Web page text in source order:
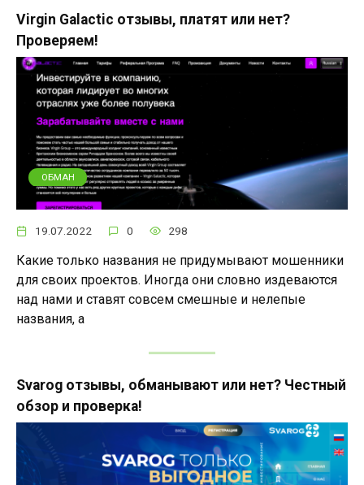
Virgin Galactic отзывы, платят или нет?
Проверяем!
ОБМАН
19.07.2022 0 298
Какие только названия не придумывают мошенники
для своих проектов. Иногда они словно издеваются
над нами и ставят совсем смешные и нелепые
названия, а
Svarog отзывы, обманывают или нет? Честный
обзор и проверка!